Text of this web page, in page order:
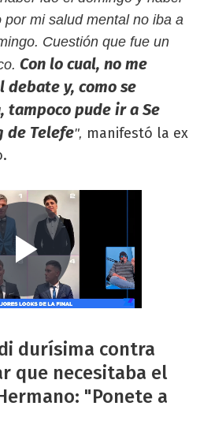
mi salud mental no iba a
Cuestión que fue un
Con lo cual, no me
y, como se
tampoco pude ir a Se
de Telefe", manifestó la ex
durísima contra
que necesitaba el
"Ponete a